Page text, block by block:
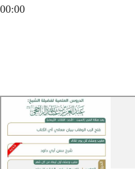
00:00